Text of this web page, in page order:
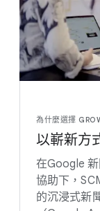
為​什麼​選擇
以​嶄新​方
在​Google
協助​下，​
的​沉浸式​新